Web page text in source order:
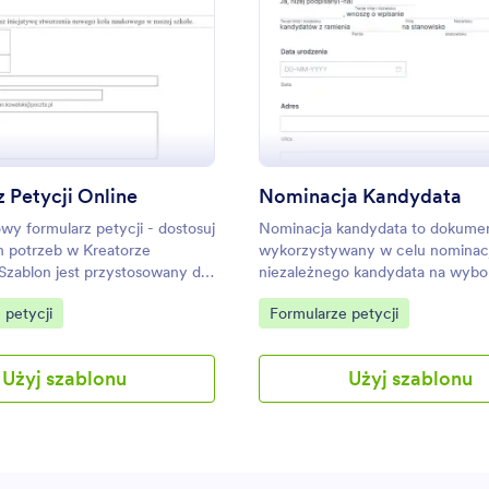
: Formularz Petycji Online
Petycji Online
formularz petycji - dostosuj
potrzeb w Kreatorze
jest przystosowany do
i zawiera widżet e-
petycji
Użyj szablonu
Podgląd:
Nominacja Kandydata
Nominacja kandydata to
wykorzystywany w celu
niezależnego kandydata na
Niezależnie od tego, czy
wybory w szkole czy w mieście,
pomoże głosującym nominować
kandydatów przez Internet.
mogą wprowadzić dane swoje i
Go to Category:
Formularze petycji
Użyj szablonu